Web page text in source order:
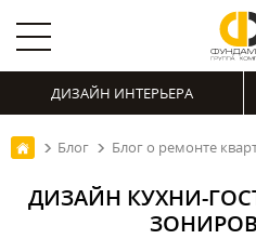
ДИЗАЙН ИНТЕРЬЕРА
Блог Блог о ремонте
ДИЗАЙН КУХНИ-